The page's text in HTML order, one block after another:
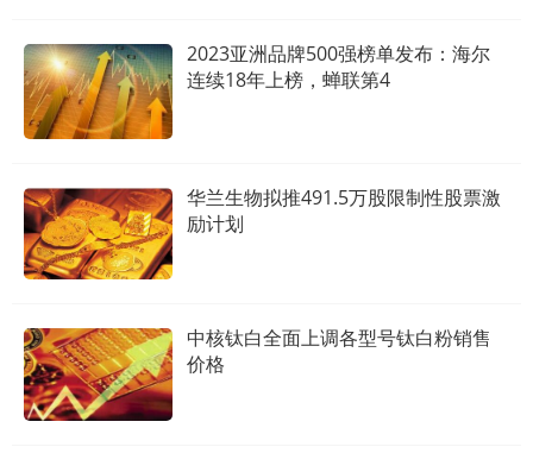
2023亚洲品牌500强榜单发布：海尔
连续18年上榜，蝉联第4
华兰生物拟推491.5万股限制性股票激
励计划
中核钛白全面上调各型号钛白粉销售
价格